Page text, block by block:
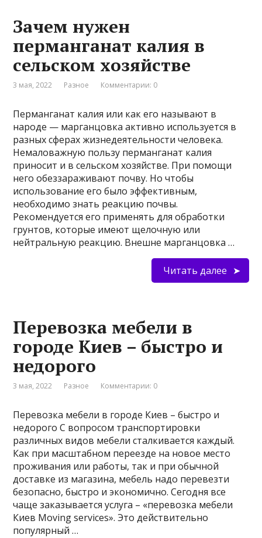
Зачем нужен
перманганат калия в
сельском хозяйстве
3 мая, 2022 Разное Комментарии: 0
Перманганат калия или как его называют в
народе — марганцовка активно используется в
разных сферах жизнедеятельности человека.
Немаловажную пользу перманганат калия
приносит и в сельском хозяйстве. При помощи
него обеззараживают почву. Но чтобы
использование его было эффективным,
необходимо знать реакцию почвы.
Рекомендуется его применять для обработки
грунтов, которые имеют щелочную или
нейтральную реакцию. Внешне марганцовка …
Читать далее
Перевозка мебели в
городе Киев – быстро и
недорого
3 мая, 2022 Разное Комментарии: 0
Перевозка мебели в городе Киев – быстро и
недорого С вопросом транспортировки
различных видов мебели сталкивается каждый.
Как при масштабном переезде на новое место
проживания или работы, так и при обычной
доставке из магазина, мебель надо перевезти
безопасно, быстро и экономично. Сегодня все
чаще заказывается услуга – «перевозка мебели
Киев Moving services». Это действительно
популярный …